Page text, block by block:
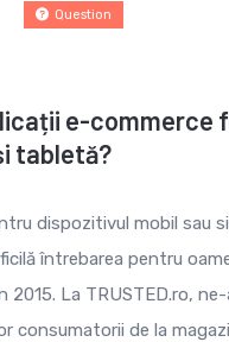
e-commerce
tabletă?
Question
dispozitivul mobil sau
întrebarea pentru
2015. La TRUSTED.ro,
consumatorii de la